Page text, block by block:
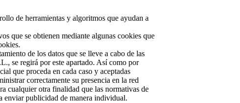
de herramientas y algoritmos que ayudan a
que se obtienen mediante algunas cookies que
de los datos que se lleve a cabo de las
se regirá por este apartado. Así como por
que proceda en cada caso y aceptadas
correctamente su presencia en la red
cualquier otra finalidad que las normativas de
enviar publicidad de manera individual.